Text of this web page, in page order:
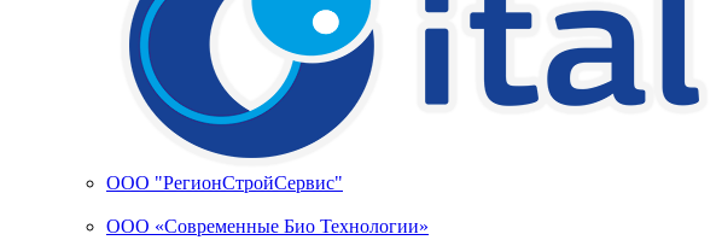
ООО "РегионСтройСервис"
ООО «Современные Био Технологии»